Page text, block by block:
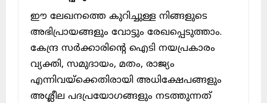
ഈ ലേഖനത്തെ കുറിച്ചുള്ള നിങ്ങളുടെ
അഭിപ്രായങ്ങളും വോട്ടും രേഖപ്പെടുത്താം.
കേന്ദ്ര സർക്കാരിന്റെ ഐടി നയപ്രകാരം
വ്യക്തി, സമുദായം, മതം, രാജ്യം
എന്നിവയ്ക്കെതിരായി അധിക്ഷേപങ്ങളും
അശ്ലീല പദപ്രയോഗങ്ങളും നടത്തുന്നത്